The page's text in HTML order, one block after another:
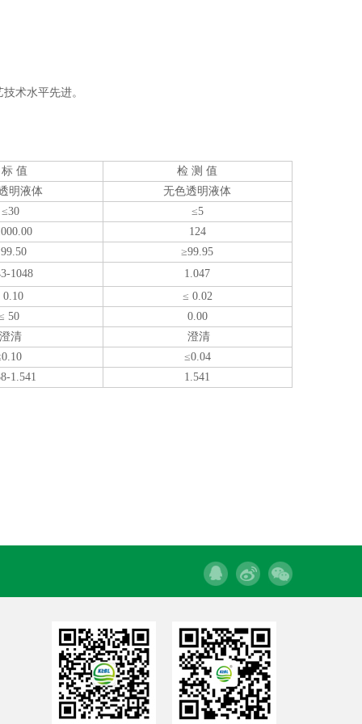
术水平先进。
值
检 测 值
明液体
无色透明液体
≤30
≤5
124
≥99.95
1048
1.047
0.10
≤ 0.02
50
0.00
澄清
澄清
≤0.04
1.541 1.541